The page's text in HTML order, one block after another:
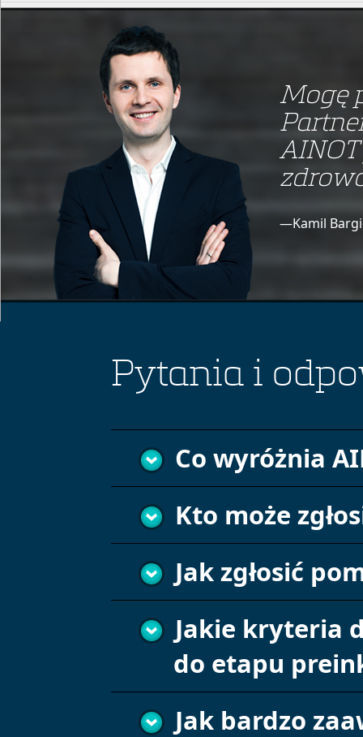
Mogę
—Kamil
Pytania i
Co wyróżnia
Kto może
Jak zgłosić
Jakie kryteria
do etapu
Jak bardzo